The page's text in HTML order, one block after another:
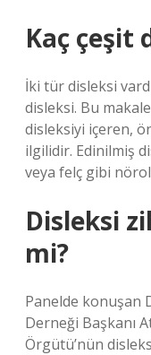
Kaç çeşit
İki tür disleksi
disleksi. Bu
disleksiyi içeren,
ilgilidir. Edinilmiş
veya felç gibi
Disleksi
mi?
Panelde konuşan
Derneği Başkanı
Örgütü’nün